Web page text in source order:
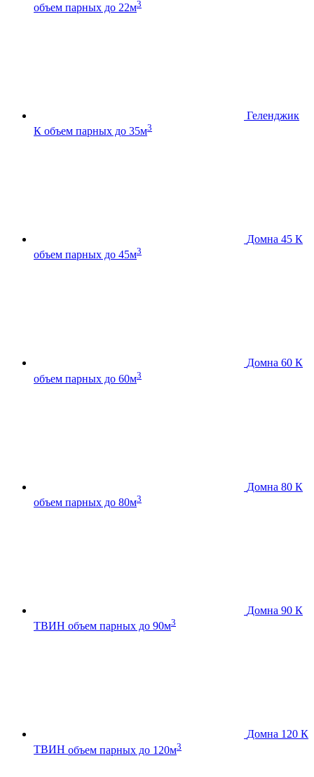
объем парных до 22м3
Геленджик
К объем парных до 35м3
Домна 45 К
объем парных до 45м3
Домна 60 К
объем парных до 60м3
Домна 80 К
объем парных до 80м3
Домна 90 К
ТВИН объем парных до 90м3
Домна 120 К
ТВИН объем парных до 120м3